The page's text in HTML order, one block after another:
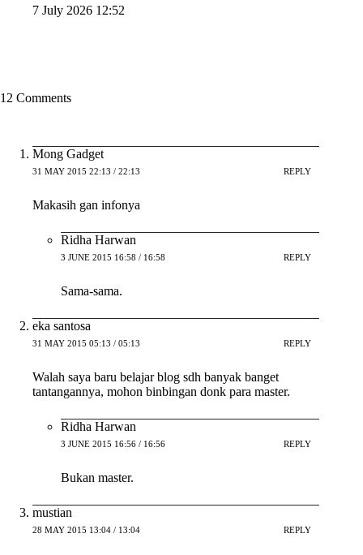
7 July 2026 12:52
12 Comments
Mong Gadget
31 MAY 2015 22:13 / 22:13 REPLY
Makasih gan infonya
Ridha Harwan
3 JUNE 2015 16:58 / 16:58 REPLY
Sama-sama.
eka santosa
31 MAY 2015 05:13 / 05:13 REPLY
Walah saya baru belajar blog sdh banyak banget
tantangannya, mohon binbingan donk para master.
Ridha Harwan
3 JUNE 2015 16:56 / 16:56 REPLY
Bukan master.
mustian
28 MAY 2015 13:04 / 13:04 REPLY